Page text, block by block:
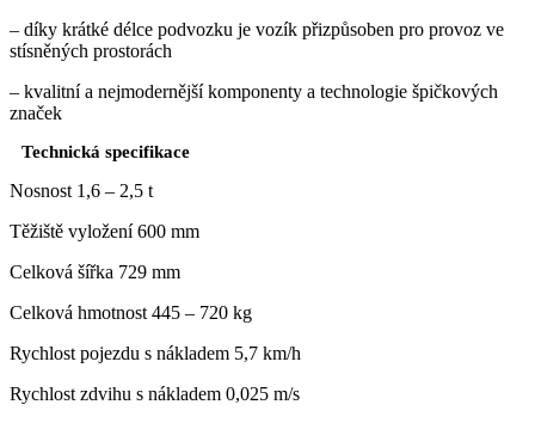
– díky krátké délce podvozku je vozík přizpůsoben pro provoz ve
stísněných prostorách
– kvalitní a nejmodernější komponenty a technologie špičkových
značek
Technická specifikace
Nosnost 1,6 – 2,5 t
Těžiště vyložení 600 mm
Celková šířka 729 mm
Celková hmotnost 445 – 720 kg
Rychlost pojezdu s nákladem 5,7 km/h
Rychlost zdvihu s nákladem 0,025 m/s